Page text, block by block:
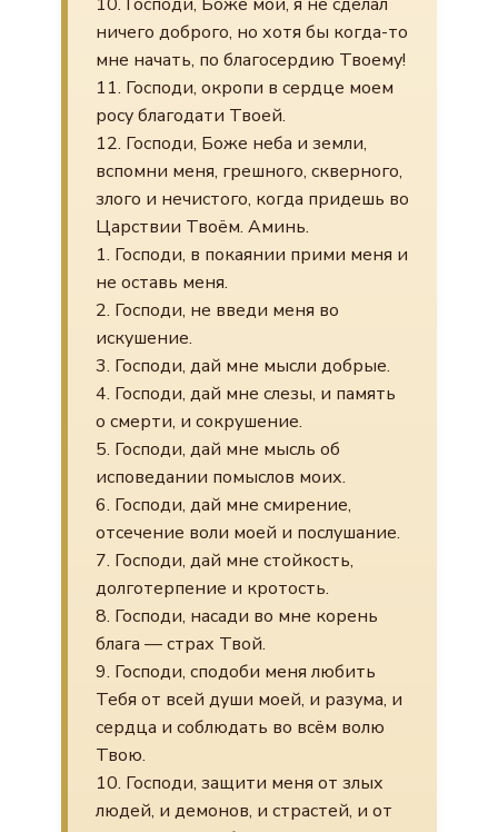
ничего доброго, но хотя бы когда-то
мне начать, по благосердию Твоему!
11. Господи, окропи в сердце моем
росу благодати Твоей.
12. Господи, Боже неба и земли,
вспомни меня, грешного, скверного,
злого и нечистого, когда придешь во
Царствии Твоём. Аминь.
1. Господи, в покаянии прими меня и
не оставь меня.
2. Господи, не введи меня во
искушение.
3. Господи, дай мне мысли добрые.
4. Господи, дай мне слезы, и память
о смерти, и сокрушение.
5. Господи, дай мне мысль об
исповедании помыслов моих.
6. Господи, дай мне смирение,
отсечение воли моей и послушание.
7. Господи, дай мне стойкость,
долготерпение и кротость.
8. Господи, насади во мне корень
блага — страх Твой.
9. Господи, сподоби меня любить
Тебя от всей души моей, и разума, и
сердца и соблюдать во всём волю
Твою.
10. Господи, защити меня от злых
людей, и демонов, и страстей, и от